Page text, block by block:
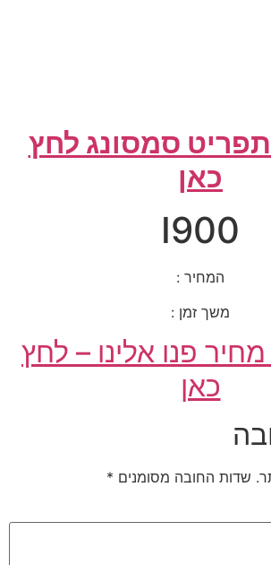
סמסונג לחץ
כאן
I900
המחיר :
משך זמן :
פנו אלינו – לחץ
כאן
שדות החובה מסומנים *